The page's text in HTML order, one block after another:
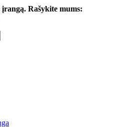
įrangą. Rašykite mums: